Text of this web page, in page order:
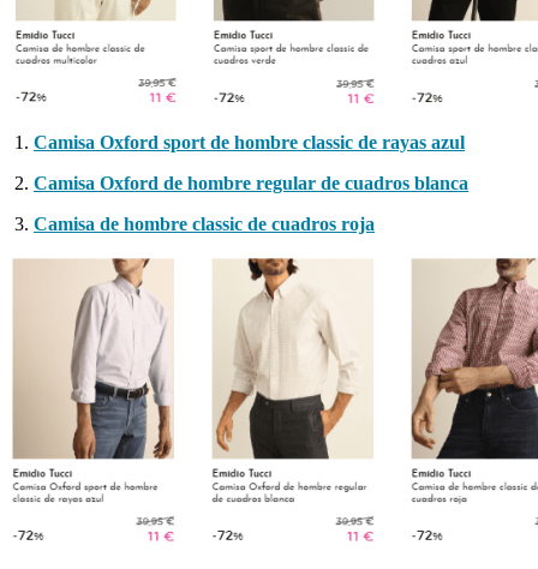
Camisa Oxford sport de hombre classic de rayas azul
Camisa Oxford de hombre regular de cuadros blanca
Camisa de hombre classic de cuadros roja